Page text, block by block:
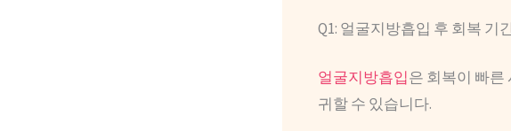
Q1: 얼굴지방흡입 후 회복 기
얼굴지방흡입은 회복이 빠른
귀할 수 있습니다.